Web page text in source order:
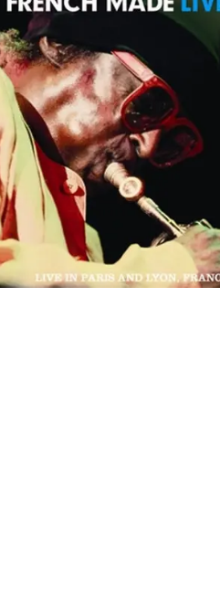
(最新約3ヶ月) 2024.11.9
(最新約3ヶ月)
(最新約3ヶ月) 2024.6.24
(最新約3ヶ月)
2024.6.24
リアム・ギャラ
(最新約3ヶ月) 2024.6.24 ス
(最新約3ヶ月) 2024.6.20 マ
(最新約3ヶ月) 2024.6.9 リ
(最新約3ヶ月) 2024.6.9 メ
(最新約3ヶ月) 2024.6.9 ユー
(最新約3ヶ月) 2024.6.9 ジャ